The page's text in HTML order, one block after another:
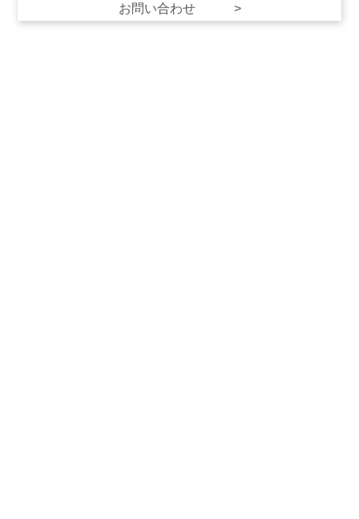
お問い合わせ >